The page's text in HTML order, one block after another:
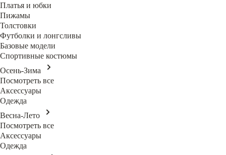
Платья и юбки
Пижамы
Толстовки
Футболки и лонгсливы
Базовые модели
Спортивные костюмы
Осень-Зима
Посмотреть все
Аксессуары
Одежда
Весна-Лето
Посмотреть все
Аксессуары
Одежда